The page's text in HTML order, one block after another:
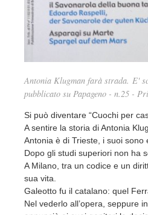
Antonia Klugman farà strada. E'
pubblicato su Papageno - n.25 -
Si può diventare “Cuochi per
A sentire la storia di Antonia
Antonia è di Trieste, i suoi sono
Dopo gli studi superiori non ha
A Milano, tra un codice e un
sua vita.
Galeotto fu il catalano: quel
Nel vederlo all’opera, seppure